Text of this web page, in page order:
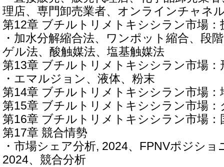
理店、専門卸売業者、オンラインチャネ
第12章 ブチルトリメトキシシラン市場：
・加水分解縮合法、ワンポット縮合、段
ゲル法、酸触媒法、塩基触媒法
第13章 ブチルトリメトキシシラン市場：
・エマルジョン、液体、粉末
第14章 ブチルトリメトキシシラン市場：
第15章 ブチルトリメトキシシラン市場：
第16章 ブチルトリメトキシシラン市場：
第17章 競合情勢
・市場シェア分析, 2024、FPNVポジシ
2024、競合分析